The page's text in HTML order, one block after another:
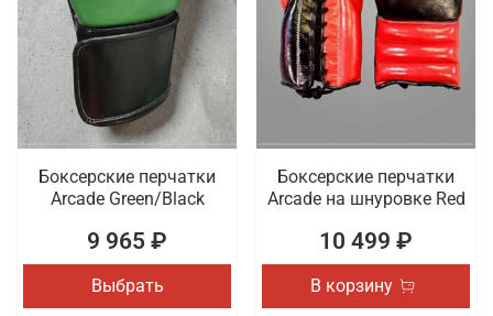
Боксерские перчатки
Arcade Green/Black
9 965 ₽
Выбрать
Боксерские перчатки
Arcade на шнуровке Red
10 499 ₽
В корзину